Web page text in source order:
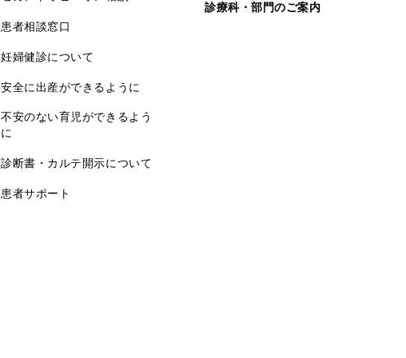
患者相談窓口
妊婦健診について
安全に出産ができるように
不安のない育児ができるよう
に
診断書・カルテ開示について
患者サポート
診療科・部門のご案内